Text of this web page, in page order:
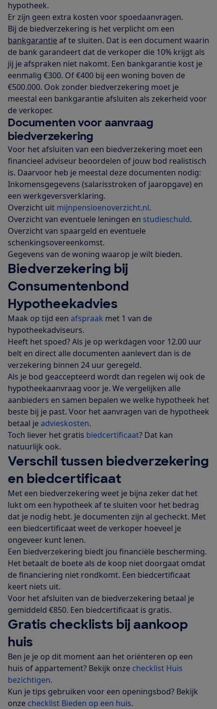
hypotheek.
Er zijn geen extra kosten voor spoedaanvragen.
Bij de biedverzekering is het verplicht om een
bankgarantieaf te sluiten. Dat is een document waarin
de bank garandeert dat de verkoper die 10% krijgt als
jij je afspraken niet nakomt. Een bankgarantie kost je
eenmalig €300. Of €400 bij een woning boven de
€500.000. Ook zonder biedverzekering moet je
meestal een bankgarantie afsluiten als zekerheid voor
de verkoper.
Documenten voor aanvraag
biedverzekering
Voor het afsluiten van een biedverzekering moet een
financieel adviseur beoordelen of jouw bod realistisch
is. Daarvoor heb je meestal deze documenten nodig:
Inkomensgegevens (salarisstroken of jaaropgave) en
een werkgeversverklaring.
Overzicht uit mijnpensioenoverzicht.nl.
Overzicht van eventuele leningen en studieschuld.
Overzicht van spaargeld en eventuele
schenkingsovereenkomst.
Gegevens van de woning waarop je wilt bieden.
Biedverzekering bij
Consumentenbond
Hypotheekadvies
Maak op tijd een afspraak met 1 van de
hypotheekadviseurs.
Heeft het spoed? Als je op werkdagen voor 12.00 uur
belt en direct alle documenten aanlevert dan is de
verzekering binnen 24 uur geregeld.
Als je bod geaccepteerd wordt dan regelen wij ook de
hypotheekaanvraag voor je. We vergelijken alle
aanbieders en samen bepalen we welke hypotheek het
beste bij je past. Voor het aanvragen van de hypotheek
betaal jeadvieskosten.
Toch liever het gratis biedcertificaat? Dat kan
natuurlijk ook.
Verschil tussen biedverzekering
en biedcertificaat
Met een biedverzekering weet je bijna zeker dat het
lukt om een hypotheek af te sluiten voor het bedrag
dat je nodig hebt. Je documenten zijn al gecheckt. Met
een biedcertificaat weet de verkoper hoeveel je
ongeveer kunt lenen.
Een biedverzekering biedt jou financiële bescherming.
Het betaalt de boete als de koop niet doorgaat omdat
de financiering niet rondkomt. Een biedcertificaat
keert niets uit.
Voor het afsluiten van de biedverzekering betaal je
gemiddeld €850. Een biedcertificaat is gratis.
Gratis checklists bij aankoop
huis
Ben je je op dit moment aan het oriënteren op een
huis of appartement? Bekijk onze checklist Huis
bezichtigen.
Kun je tips gebruiken voor een openingsbod? Bekijk
onze checklist Bieden op een huis.